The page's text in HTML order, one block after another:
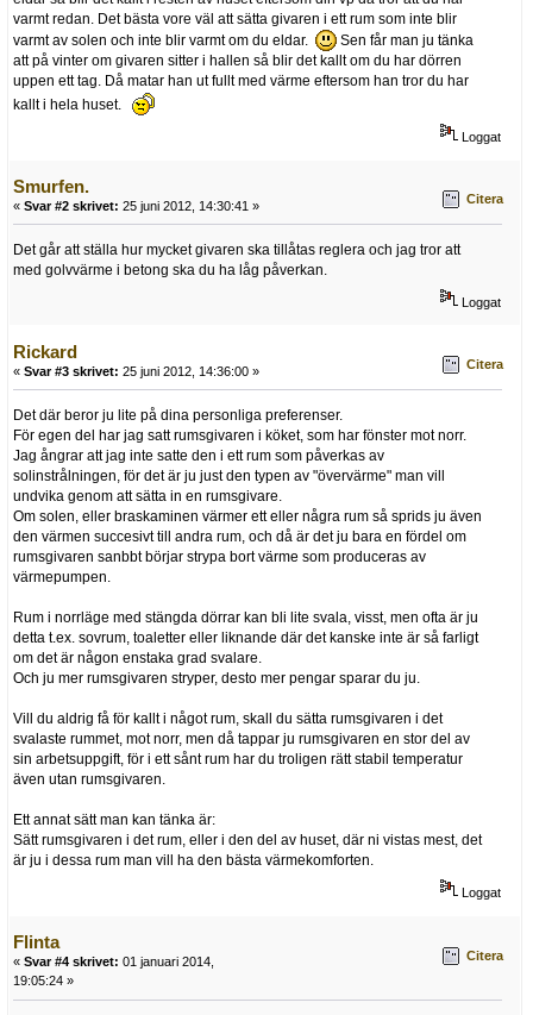
varmt redan. Det bästa vore väl att sätta givaren i ett rum som inte blir
varmt av solen och inte blir varmt om du eldar.
Sen får man ju tänka
att på vinter om givaren sitter i hallen så blir det kallt om du har dörren
uppen ett tag. Då matar han ut fullt med värme eftersom han tror du har
kallt i hela huset.
Loggat
Smurfen.
« Svar #2 skrivet: 25 juni 2012, 14:30:41 » Citera
Det går att ställa hur mycket givaren ska tillåtas reglera och jag tror att
med golvvärme i betong ska du ha låg påverkan.
Loggat
Rickard
« Svar #3 skrivet: 25 juni 2012, 14:36:00 » Citera
Det där beror ju lite på dina personliga preferenser.
För egen del har jag satt rumsgivaren i köket, som har fönster mot norr.
Jag ångrar att jag inte satte den i ett rum som påverkas av
solinstrålningen, för det är ju just den typen av "övervärme" man vill
undvika genom att sätta in en rumsgivare.
Om solen, eller braskaminen värmer ett eller några rum så sprids ju även
den värmen succesivt till andra rum, och då är det ju bara en fördel om
rumsgivaren sanbbt börjar strypa bort värme som produceras av
värmepumpen.
Rum i norrläge med stängda dörrar kan bli lite svala, visst, men ofta är ju
detta t.ex. sovrum, toaletter eller liknande där det kanske inte är så farligt
om det är någon enstaka grad svalare.
Och ju mer rumsgivaren stryper, desto mer pengar sparar du ju.
Vill du aldrig få för kallt i något rum, skall du sätta rumsgivaren i det
svalaste rummet, mot norr, men då tappar ju rumsgivaren en stor del av
sin arbetsuppgift, för i ett sånt rum har du troligen rätt stabil temperatur
även utan rumsgivaren.
Ett annat sätt man kan tänka är:
Sätt rumsgivaren i det rum, eller i den del av huset, där ni vistas mest, det
är ju i dessa rum man vill ha den bästa värmekomforten.
Loggat
Flinta
« Svar #4 skrivet: 01 januari 2014,
19:05:24 »
Citera